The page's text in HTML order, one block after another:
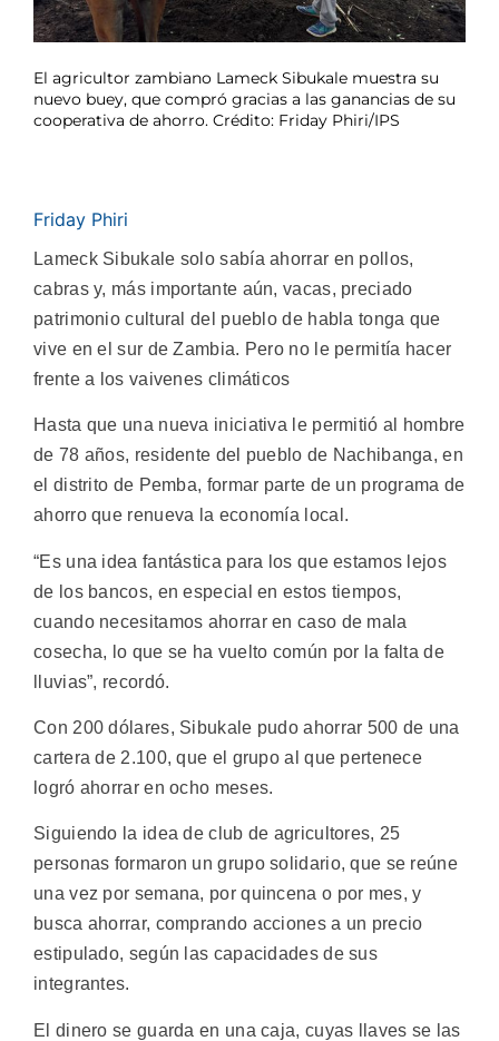
El agricultor zambiano Lameck Sibukale muestra su
nuevo buey, que compró gracias a las ganancias de su
cooperativa de ahorro. Crédito: Friday Phiri/IPS
Friday Phiri
Lameck Sibukale solo sabía ahorrar en pollos,
cabras y, más importante aún, vacas, preciado
patrimonio cultural del pueblo de habla tonga que
vive en el sur de Zambia. Pero no le permitía hacer
frente a los vaivenes climáticos
Hasta que una nueva iniciativa le permitió al hombre
de 78 años, residente del pueblo de Nachibanga, en
el distrito de Pemba, formar parte de un programa de
ahorro que renueva la economía local.
“Es una idea fantástica para los que estamos lejos
de los bancos, en especial en estos tiempos,
cuando necesitamos ahorrar en caso de mala
cosecha, lo que se ha vuelto común por la falta de
lluvias”, recordó.
Con 200 dólares, Sibukale pudo ahorrar 500 de una
cartera de 2.100, que el grupo al que pertenece
logró ahorrar en ocho meses.
Siguiendo la idea de club de agricultores, 25
personas formaron un grupo solidario, que se reúne
una vez por semana, por quincena o por mes, y
busca ahorrar, comprando acciones a un precio
estipulado, según las capacidades de sus
integrantes.
El dinero se guarda en una caja, cuyas llaves se las